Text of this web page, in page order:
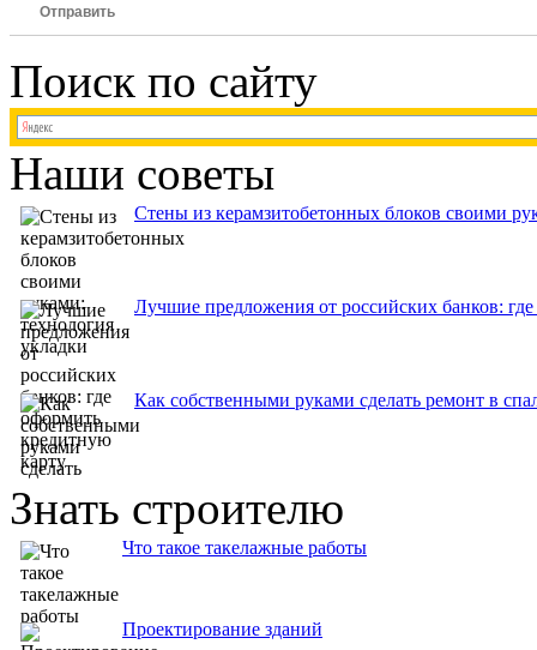
Отправить
Поиск по сайту
Наши советы
Стены из керамзитобетонных блоков своими
Лучшие предложения от российских банков:
Как собственными руками сделать ремонт в
Знать строителю
Что такое такелажные работы
Проектирование зданий